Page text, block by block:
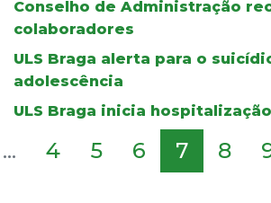
Conselho de Administração
colaboradores
ULS Braga alerta para o
adolescência
ULS Braga inicia
... 4 5 6 7 8